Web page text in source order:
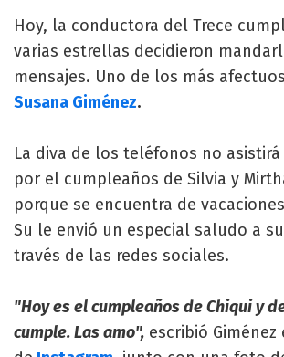
Hoy, la conductora del Trece
varias estrellas decidieron
mensajes. Uno de los más
Susana Giménez.
La diva de los teléfonos no
por el cumpleaños de Silvia y
porque se encuentra de
Su le envió un especial saludo a
través de las redes sociales.
"Hoy es el cumpleaños de Chiqui y
cumple. Las amo", escribió